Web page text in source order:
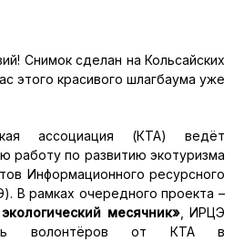
Снимок сделан на Кольсайских
этого красивого шлагбаума уже
ассоциация (КТА) ведёт
работу по развитию экотуризма
Информационного ресурсного
В рамках очередного проекта –
месячник», ИРЦЭ
волонтёров от КТА в